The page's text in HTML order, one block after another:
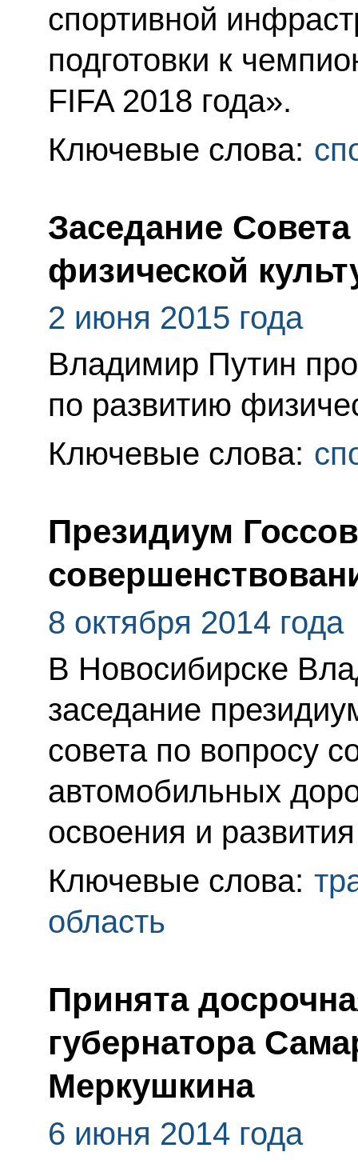
спортивной
подготовки к
FIFA 2018 года».
Ключевые слова:
Заседание
физической
2 июня 2015 года
Владимир Путин
по развитию
Ключевые слова:
Президиум
8 октября 2014 года
В Новосибирске
заседание
совета по вопросу
автомобильных
освоения и
Ключевые слова:
область
Принята
губернатора
Меркушкина
6 июня 2014 года